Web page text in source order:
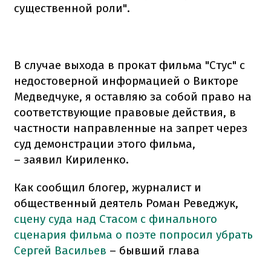
существенной роли".
В случае выхода в прокат фильма "Стус" с
недостоверной информацией о Викторе
Медведчуке, я оставляю за собой право на
соответствующие правовые действия, в
частности направленные на запрет через
суд демонстрации этого фильма,
– заявил Кириленко.
Как сообщил блогер, журналист и
общественный деятель Роман Реведжук,
сцену суда над Стасом с финального
сценария фильма о поэте попросил убрать
Сергей Васильев – бывший глава